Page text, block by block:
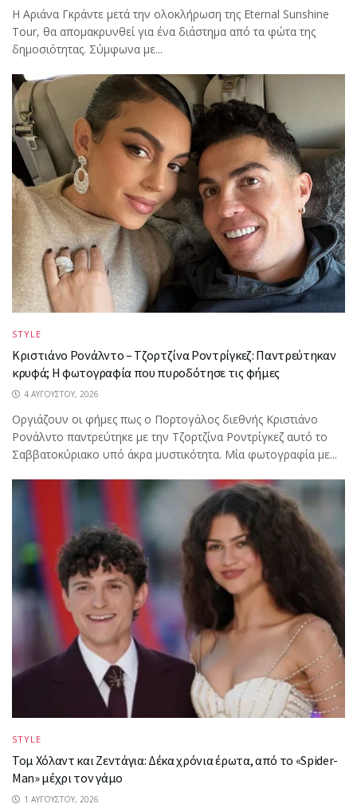
Η Αριάνα Γκράντε μετά την ολοκλήρωση της Eternal Sunshine
Tour, θα απομακρυνθεί για ένα διάστημα από τα φώτα της
δημοσιότητας. Σύμφωνα με...
STYLE
Κριστιάνο Ρονάλντο – Τζορτζίνα Ροντρίγκεζ: Παντρεύτηκαν
κρυφά; Η φωτογραφία που πυροδότησε τις φήμες
4 ΑΥΓΟΎΣΤΟΥ, 2026
Oργιάζουν οι φήμες πως ο Πορτογάλος διεθνής Κριστιάνο
Ρονάλντο παντρεύτηκε με την Τζορτζίνα Ροντρίγκεζ αυτό το
Σαββατοκύριακο υπό άκρα μυστικότητα. Μία φωτογραφία με...
STYLE
Τομ Χόλαντ και Ζεντάγια: Δέκα χρόνια έρωτα, από το «Spider-
Man» μέχρι τον γάμο
1 ΑΥΓΟΎΣΤΟΥ, 2026